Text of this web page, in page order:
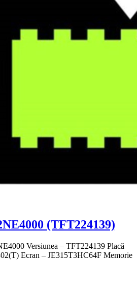
(TFT224139)
Versiunea – TFT224139 Placă
Ecran – JE315T3HC64F Memorie